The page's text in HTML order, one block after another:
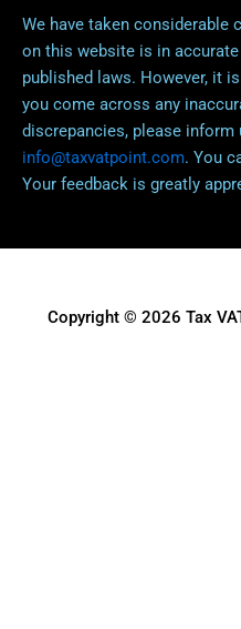
We have taken considerable
on this website is in
published laws. However, it
you come across any
discrepancies, please inform
info@taxvatpoint.com. You
Your feedback is greatly
Copyright © 2026 Tax